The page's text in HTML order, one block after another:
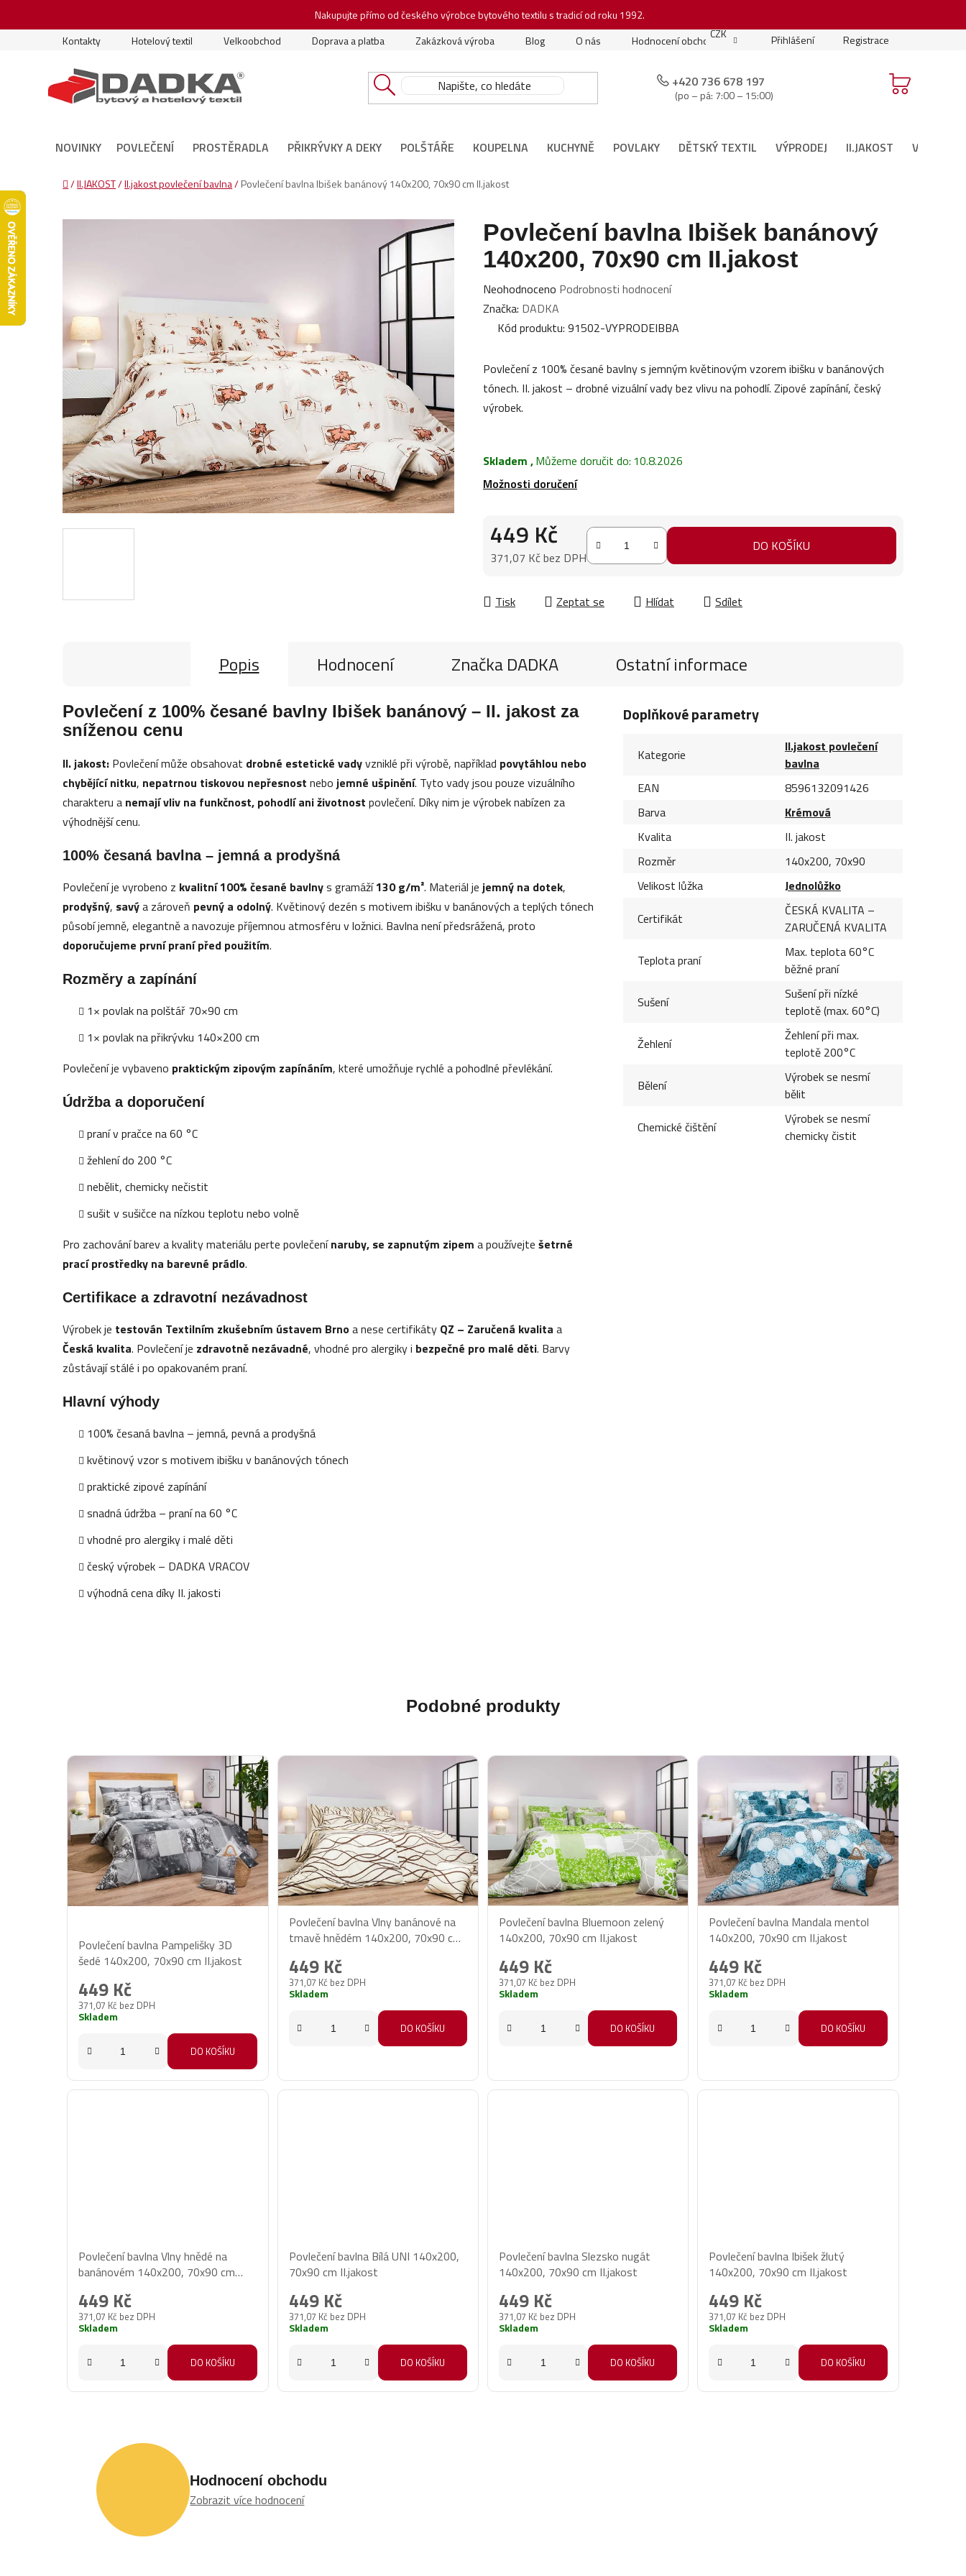
Nakupujte přímo od českého výrobce bytového textilu s tradicí od roku 1992.
Kontakty
Hotelový textil Velkoobchod Doprava a platba Zakázková výroba Blog O nás Hodnocení obchodu Moje objednávka Podmínky soutěže
CZK Přihlášení Registrace
+420 736 678 197
(po – pá: 7:00 – 15:00)
NOVINKY POVLEČENÍ PROSTĚRADLA PŘIKRÝVKY A DEKY POLŠTÁŘE KOUPELNA KUCHYNĚ POVLAKY DĚTSKÝ TEXTIL VÝPRODEJ II.JAKOST VÁNOČNÍ
Domů
/II.JAKOST/II.jakost povlečení bavlna/Povlečení bavlna Ibišek banánový 140x200, 70x90 cm II.jakost
Povlečení bavlna Ibišek banánový
140x200, 70x90 cm II.jakost
Průměrné
hodnocení
produktu
0,0
z
5
Neohodnoceno Podrobnosti hodnocení
Značka: DADKA
Kód produktu: 91502-VYPRODEIBBA
Povlečení z 100% česané bavlny s jemným květinovým vzorem ibišku v banánových
tónech. II. jakost – drobné vizuální vady bez vlivu na pohodlí. Zipové zapínání, český
výrobek.
Skladem ,Můžeme doručit do: 10.8.2026
Možnosti doručení
449 Kč
371,07 Kč bez DPH
DO KOŠÍKU
Tisk Zeptat se Hlídat Sdílet
Popis Hodnocení ZnačkaDADKA Ostatní informace
Povlečení z 100% česané bavlny Ibišek banánový – II. jakost za
sníženou cenu
II. jakost: Povlečení může obsahovat drobné estetické vadyvzniklé při výrobě, například povytáhlou nebo
chybějící nitku, nepatrnou tiskovou nepřesnost nebojemné ušpinění. Tyto vady jsou pouze vizuálního
charakteru a nemají vliv na funkčnost, pohodlí ani životnost povlečení. Díky nim je výrobek nabízen za
výhodnější cenu.
100% česaná bavlna – jemná a prodyšná
Povlečení je vyrobeno z kvalitní 100% česané bavlnys gramáží130 g/m². Materiál jejemný na dotek,
prodyšný, savýa zároveň pevný a odolný. Květinový dezén s motivem ibišku v banánových a teplých tónech
působí jemně, elegantně a navozuje příjemnou atmosféru v ložnici. Bavlna není předsrážená, proto
doporučujeme první praní před použitím.
Rozměry a zapínání
1× povlak na polštář 70×90 cm
1× povlak na přikrývku 140×200 cm
Povlečení je vybaveno praktickým zipovým zapínáním, které umožňuje rychlé a pohodlné převlékání.
Údržba a doporučení
praní v pračce na 60 °C
žehlení do 200 °C
nebělit, chemicky nečistit
sušit v sušičce na nízkou teplotu nebo volně
Pro zachování barev a kvality materiálu perte povlečenínaruby, se zapnutým zipem a používejtešetrné
prací prostředky na barevné prádlo.
Certifikace a zdravotní nezávadnost
Výrobek je testován Textilním zkušebním ústavem Brnoa nese certifikáty QZ – Zaručená kvalita a
Česká kvalita. Povlečení je zdravotně nezávadné, vhodné pro alergiky i bezpečné pro malé děti. Barvy
zůstávají stálé i po opakovaném praní.
Hlavní výhody
100% česaná bavlna – jemná, pevná a prodyšná
květinový vzor s motivem ibišku v banánových tónech
praktické zipové zapínání
snadná údržba – praní na 60 °C
vhodné pro alergiky i malé děti
český výrobek – DADKA VRACOV
výhodná cena díky II. jakosti
Doplňkové parametry
Kategorie
II.jakost povlečení
bavlna
EAN
8596132091426
Barva
Krémová
Kvalita
II. jakost
Rozměr
140x200, 70x90
Velikost lůžka
Jednolůžko
Certifikát
ČESKÁ KVALITA –
ZARUČENÁ KVALITA
Teplota praní
Max. teplota 60°C
běžné praní
Sušení
Sušení při nízké
teplotě (max. 60°C)
Žehlení
Žehlení při max.
teplotě 200°C
Bělení
Výrobek se nesmí
bělit
Chemické čištění
Výrobek se nesmí
chemicky čistit
Podobné produkty
hodnocení
produktu
je
5,0
5
Povlečení bavlna Pampelišky 3D
šedé 140x200, 70x90 cm II.jakost
371,07 Kč bez DPH
449 Kč
Skladem
DO KOŠÍKU
Povlečení bavlna Vlny banánové na
tmavě hnědém 140x200, 70x90 cm
371,07 Kč bez DPH
449 Kč
Skladem
DO KOŠÍKU
Povlečení bavlna Bluemoon zelený
140x200, 70x90 cm II.jakost
371,07 Kč bez DPH
449 Kč
Skladem
DO KOŠÍKU
Povlečení bavlna Mandala mentol
140x200, 70x90 cm II.jakost
371,07 Kč bez DPH
449 Kč
Skladem
DO KOŠÍKU
Povlečení bavlna Vlny hnědé na
banánovém 140x200, 70x90 cm
371,07 Kč bez DPH
449 Kč
Skladem
DO KOŠÍKU
Povlečení bavlna Bílá UNI 140x200,
70x90 cm II.jakost
371,07 Kč bez DPH
449 Kč
Skladem
DO KOŠÍKU
Povlečení bavlna Slezsko nugát
140x200, 70x90 cm II.jakost
371,07 Kč bez DPH
449 Kč
Skladem
DO KOŠÍKU
Povlečení bavlna Ibišek žlutý
140x200, 70x90 cm II.jakost
371,07 Kč bez DPH
449 Kč
Skladem
DO KOŠÍKU
Hodnocení obchodu
Zobrazit více hodnocení